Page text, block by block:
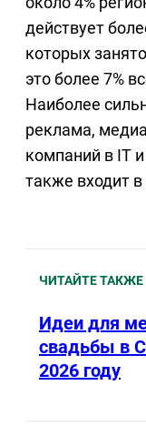
действует
которых
это более 7%
Наиболее
реклама,
компаний в IT
также входит в
ЧИТАЙТЕ ТАКЖЕ
Идеи для
свадьбы в
2026 году